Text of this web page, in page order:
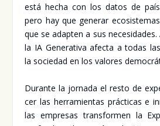
está hecha con los datos de
pero hay que gene­rar
que se adap­ten a sus
la IA Gene­ra­ti­va afec­ta a todas
la socie­dad en los valo­res
Duran­te la jor­na­da el res­to de
cer las herra­mien­tas prác­ti­cas e
las empre­sas trans­for­men la